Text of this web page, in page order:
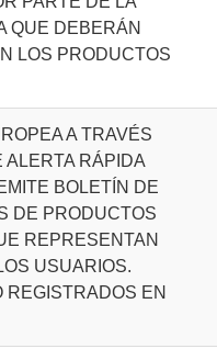
QUE DEBERÁN
LOS PRODUCTOS
A TRAVÉS
ALERTA RÁPIDA
BOLETÍN DE
DE PRODUCTOS
REPRESENTAN
USUARIOS.
REGISTRADOS EN